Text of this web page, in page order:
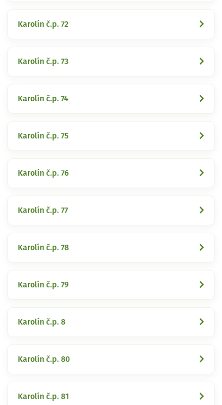
Karolín č.p. 72
Karolín č.p. 73
Karolín č.p. 74
Karolín č.p. 75
Karolín č.p. 76
Karolín č.p. 77
Karolín č.p. 78
Karolín č.p. 79
Karolín č.p. 8
Karolín č.p. 80
Karolín č.p. 81